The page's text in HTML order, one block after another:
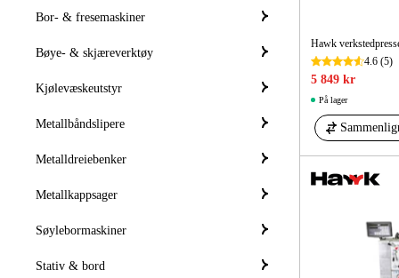
Bor- & fresemaskiner
Bøye- & skjæreverktøy
Kjølevæskeutstyr
Metallbåndslipere
Metalldreiebenker
Metallkappsager
Søylebormaskiner
Stativ & bord
Hawk
4.6(5)
5 849 kr
På lager